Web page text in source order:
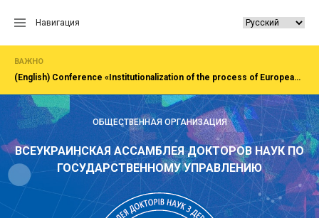
Навигация
ВАЖНО
(English) Сonference «Institutionalization of the process of European integration of society, economy, administration»Rivne, National University of water and EnvironmentFirst All-Ukrainian Congress of doctors in public administration
ОБЩЕСТВЕННАЯ ОРГАНИЗАЦИЯ
ВСЕУКРАИНСКАЯ АССАМБЛЕЯ ДОКТОРОВ НАУК ПО
ГОСУДАРСТВЕННОМУ УПРАВЛЕНИЮ